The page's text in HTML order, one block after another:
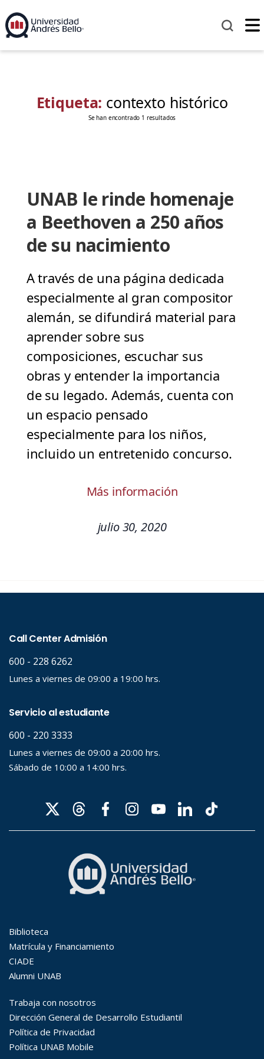
Etiqueta: contexto histórico
Se han encontrado 1 resultados
UNAB le rinde homenaje
a Beethoven a 250 años
de su nacimiento
A través de una página dedicada
especialmente al gran compositor
alemán, se difundirá material para
aprender sobre sus
composiciones, escuchar sus
obras y entender la importancia
de su legado. Además, cuenta con
un espacio pensado
especialmente para los niños,
incluido un entretenido concurso.
Más información
julio 30, 2020